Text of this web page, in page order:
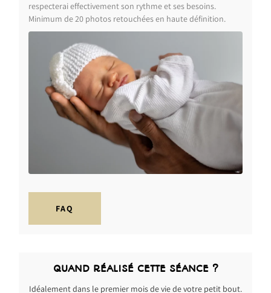
respecterai effectivement son rythme et ses besoins.
Minimum de 20 photos retouchées en haute définition.
FAQ
QUAND RÉALISÉ CETTE SÉANCE ?
Idéalement dans le premier mois de vie de votre petit bout.